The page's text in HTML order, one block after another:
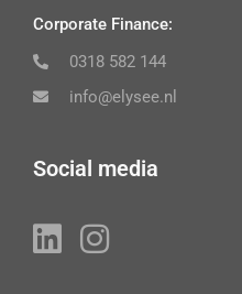
Corporate Finance:
0318 582 144
info@elysee.nl
Social media